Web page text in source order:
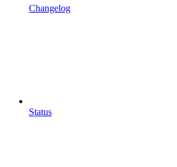
Changelog
Status